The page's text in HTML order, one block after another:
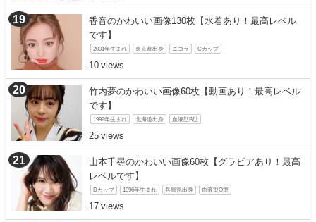
香音のかわいい画像130枚【水着あり！最高レベル
です】
2001年生まれ 東京都出身 ニコラ Cカップ
10
竹内夢のかわいい画像60枚【動画あり！最高レベル
です】
1999年生まれ 北海道出身 血液型B型
25
山本千尋のかわいい画像60枚【グラビアあり！最高
レベルです】
Dカップ 1996年生まれ 兵庫県出身 血液型O型
17